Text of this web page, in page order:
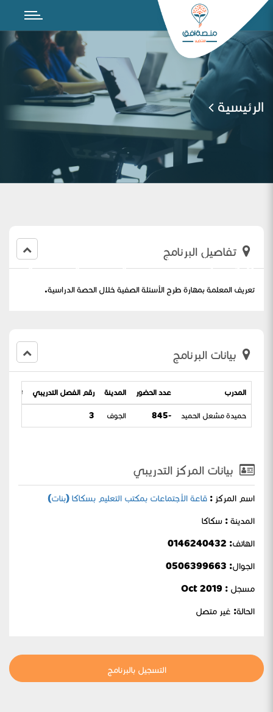
الرئيسية
فن ومهارة الأسئلة الصفية – حميدة الحميد
تفاصيل البرنامج
تعريف المعلمة بمهارة طرح الأسئلة الصفية خلال الحصة الدراسية.
بيانات البرنامج
المدرب عدد الحضور المدينة رقم الفصل التدريبي تاريخ
حميدة مشعل الحميد -845 الجوف 3
بيانات المركز التدريبي
اسم المركز : قاعة الأجتماعات بمكتب التعليم بسكاكا (بنات)
المدينة : سكاكا
الهاتف: 0146240432
الجوال:
مسجل : Oct 2019
الحالة: غير متصل
التسجيل بالبرنامج